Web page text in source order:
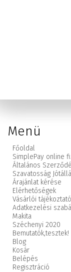
Menü
Főoldal
SimplePay online
Általános
Szavatosság
Árajánlat kérése
Elérhetőségek
Vásárlói tájékoztató
Adatkezelési
Makita
Széchenyi 2020
Bemutatók,tesztek!
Blog
Kosár
Belépés
Regisztráció